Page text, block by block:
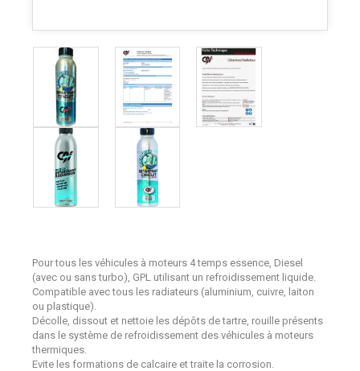
Pour tous les véhicules à moteurs 4 temps essence, Diesel
(avec ou sans turbo), GPL utilisant un refroidissement liquide.
Compatible avec tous les radiateurs (aluminium, cuivre, laiton
ou plastique).
Décolle, dissout et nettoie les dépôts de tartre, rouille présents
dans le système de refroidissement des véhicules à moteurs
thermiques.
Evite les formations de calcaire et traite la corrosion.